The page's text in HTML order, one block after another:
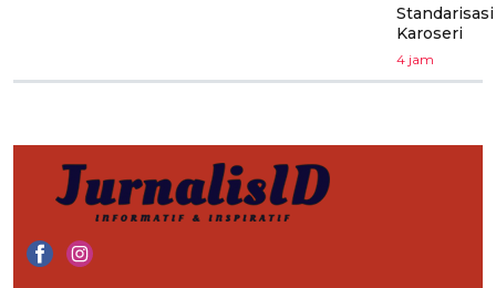
Standarisasi
Karoseri
4 jam